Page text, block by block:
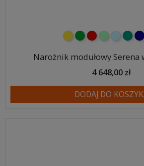
żółtyzielonyczerwony
miętowybłękitny
Narożnik modułowy Serena
4 648,00 zł
DODAJ DO